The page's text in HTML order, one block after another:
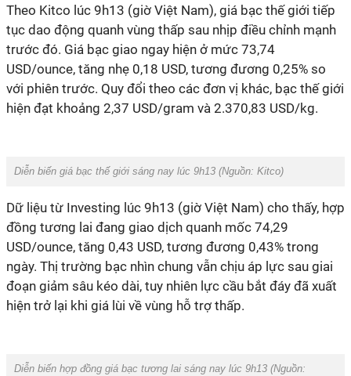
Theo Kitco lúc 9h13 (giờ Việt Nam), giá bạc thế giới tiếp
tục dao động quanh vùng thấp sau nhịp điều chỉnh mạnh
trước đó. Giá bạc giao ngay hiện ở mức 73,74
USD/ounce, tăng nhẹ 0,18 USD, tương đương 0,25% so
với phiên trước. Quy đổi theo các đơn vị khác, bạc thế giới
hiện đạt khoảng 2,37 USD/gram và 2.370,83 USD/kg.
Diễn biến giá bạc thế giới sáng nay lúc 9h13 (Nguồn: Kitco)
Dữ liệu từ Investing lúc 9h13 (giờ Việt Nam) cho thấy, hợp
đồng tương lai đang giao dịch quanh mốc 74,29
USD/ounce, tăng 0,43 USD, tương đương 0,43% trong
ngày. Thị trường bạc nhìn chung vẫn chịu áp lực sau giai
đoạn giảm sâu kéo dài, tuy nhiên lực cầu bắt đáy đã xuất
hiện trở lại khi giá lùi về vùng hỗ trợ thấp.
Diễn biến hợp đồng giá bạc tương lai sáng nay lúc 9h13 (Nguồn: